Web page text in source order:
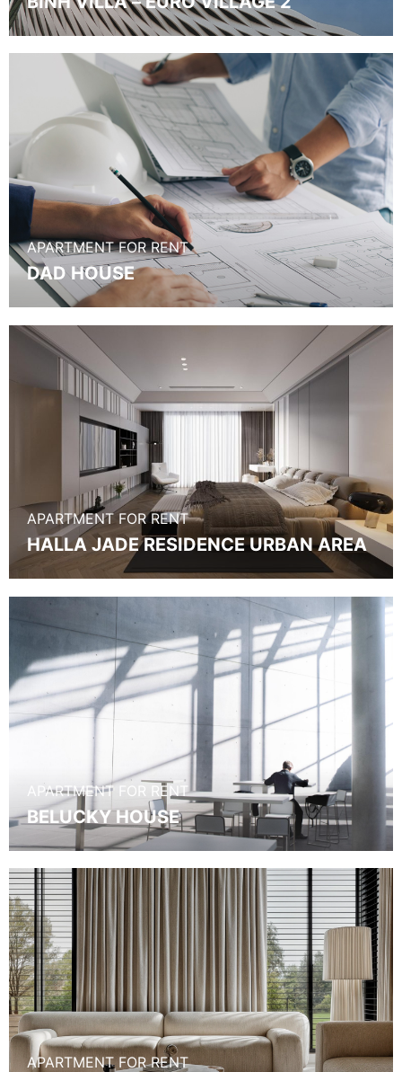
APARTMENT FOR RENT
DAD HOUSE
APARTMENT FOR RENT
HALLA JADE RESIDENCE URBAN AREA
APARTMENT FOR RENT
BELUCKY HOUSE
APARTMENT FOR RENT